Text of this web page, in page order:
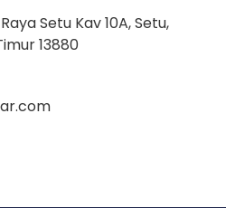
Setu Kav 10A, Setu,
13880